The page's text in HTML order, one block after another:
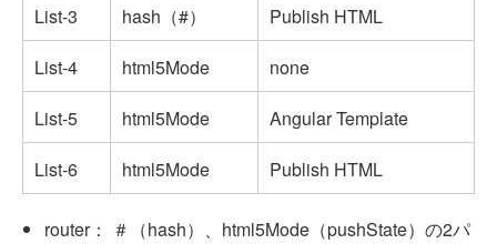
List-3
hash（#）
Publish HTML
List-4
html5Mode
none
List-5
html5Mode
Angular Template
List-6
html5Mode Publish HTML
router： ＃（hash）、html5Mode（pushState）の2パ